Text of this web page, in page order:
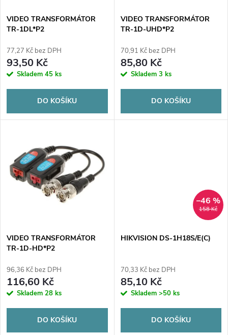
p
r
o
u
k
t
s
p
r
o
d
k
VIDEO TRANSFORMÁTOR
TR-1DL*P2
77,27 Kč bez DPH
93,50 Kč
Skladem 45 ks
DO KOŠÍKU
VIDEO TRANSFORMÁTOR
TR-1D-UHD*P2
70,91 Kč bez DPH
85,80 Kč
Skladem 3 ks
DO KOŠÍKU
VIDEO TRANSFORMÁTOR
TR-1D-HD*P2
96,36 Kč bez DPH
116,60 Kč
Skladem 28 ks
DO KOŠÍKU
158 Kč
–46 %
HIKVISION DS-1H18S/E(C)
70,33 Kč bez DPH
85,10 Kč
Skladem >50 ks
DO KOŠÍKU